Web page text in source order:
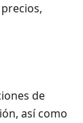
de
así como